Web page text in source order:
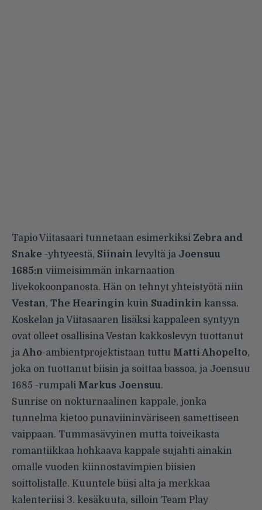
Tapio Viitasaari tunnetaan esimerkiksi Zebra and
Snake -yhtyeestä, Siinain levyltä ja Joensuu
1685:n viimeisimmän inkarnaation
livekokoonpanosta. Hän on tehnyt yhteistyötä niin
Vestan, The Hearingin kuin Suadinkin kanssa.
Koskelan ja Viitasaaren lisäksi kappaleen syntyyn
ovat olleet osallisina Vestan kakkoslevyn tuottanut
ja Aho-ambientprojektistaan tuttu Matti Ahopelto,
joka on tuottanut biisin ja soittaa bassoa, ja Joensuu
1685 -rumpali Markus Joensuu.
Sunrise on nokturnaalinen kappale, jonka
tunnelma kietoo punaviininväriseen samettiseen
vaippaan. Tummasävyinen mutta toiveikasta
romantiikkaa hohkaava kappale sujahti ainakin
omalle vuoden kiinnostavimpien biisien
soittolistalle. Kuuntele biisi alta ja merkkaa
kalenteriisi 3. kesäkuuta, silloin Team Play